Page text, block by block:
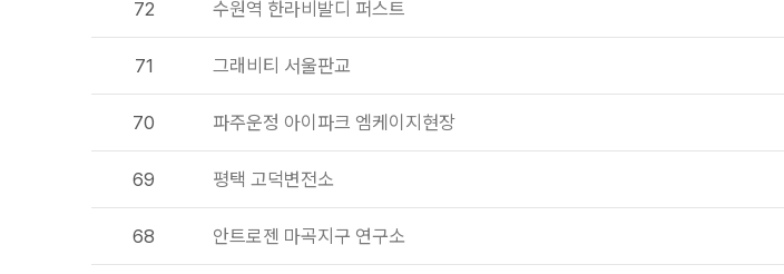
72 수원역 한라비발디 퍼스트
71 그래비티 서울판교
70 파주운정 아이파크 엠케이지현장
69 평택 고덕변전소
68 안트로젠 마곡지구 연구소